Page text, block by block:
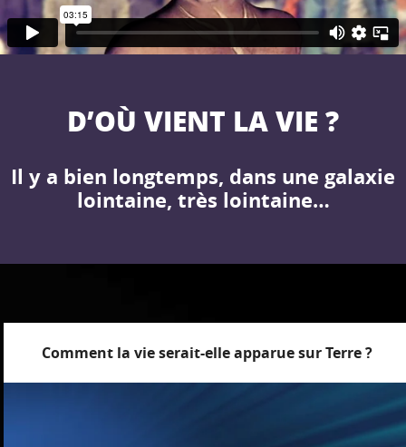
D’OÙ VIENT LA VIE ?
Il y a bien longtemps, dans une galaxie
lointaine, très lointaine…
Comment la vie serait-elle apparue sur Terre ?